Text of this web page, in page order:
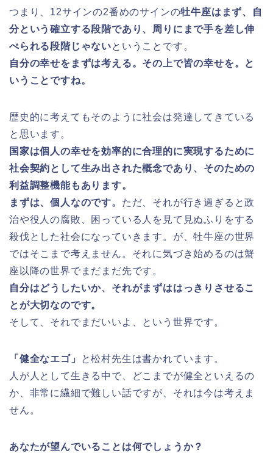
つまり、12サインの2番めのサインの牡牛座はまず、自
分という確立する段階であり、周りにまで手を差し伸
べられる段階じゃないということです。
自分の幸せをまずは考える。その上で皆の幸せを。と
いうことですね。
歴史的に考えてもそのように社会は発達してきている
と思います。
国家は個人の幸せを効率的に合理的に実現するために
社会契約として生み出された概念であり、そのための
利益調整機能もあります。
まずは、個人なのです。 ただ、それが行き過ぎると政
治や役人の腐敗、困っている人を見て見ぬふりをする
殺伐とした社会になっていきます。が、牡牛座の世界
ではそこまで考えません。それに気づき始めるのは蟹
座以降の世界でまだまだ先です。
自分はどうしたいか、それがまずははっきりさせるこ
とが大切なのです。
そして、それでまだいいよ、という世界です。
「健全なエゴ」
と松村先生は書かれています。
人が人として生きる中で、どこまでが健全といえるの
か、非常に繊細で難しい話ですが、それは今は考えま
せん。
あなたが望んでいることは何でしょうか？